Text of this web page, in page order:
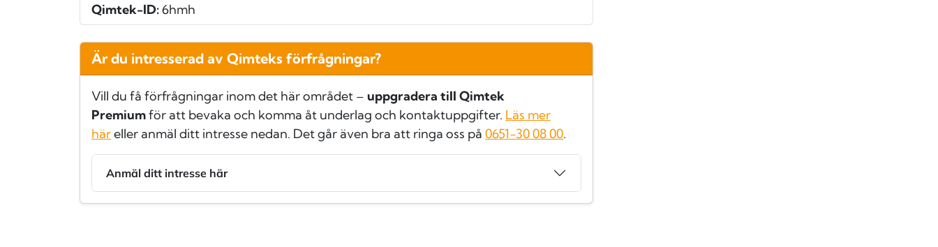
Qimtek-ID:6hmh
Är du intresserad av Qimteks förfrågningar?
Vill du få förfrågningar inom det här området – uppgradera till Qimtek
Premiumför att bevaka och komma åt underlag och kontaktuppgifter. Läs mer
häreller anmäl ditt intresse nedan. Det går även bra att ringa oss på 0651-30 08 00.
Anmäl ditt intresse här